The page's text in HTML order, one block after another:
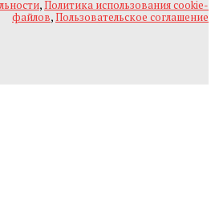
,Политика использования cookie-
файлов,Пользовательское соглашение